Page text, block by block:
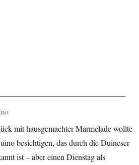
mit hausgemachter Marmelade wollte
besichtigen, das durch die Duineser
ist – aber einen Dienstag als